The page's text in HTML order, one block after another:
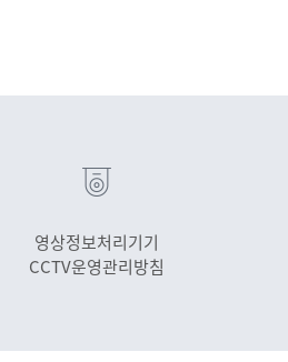
영상정보처리기기
CCTV운영관리방침